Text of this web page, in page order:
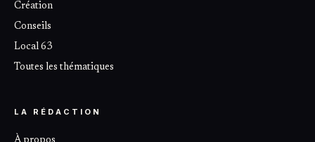
Création
Conseils
Local 63
Toutes les thématiques
LA RÉDACTION